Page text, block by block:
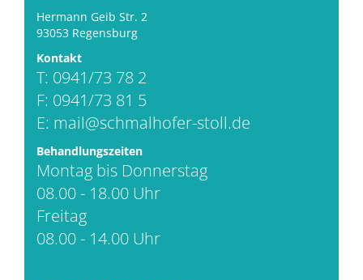
Hermann Geib Str. 2
93053 Regensburg
Kontakt
T: 0941/73 78 2
F: 0941/73 81 5
E: mail@schmalhofer-stoll.de
Behandlungszeiten
Montag bis Donnerstag
08.00 - 18.00 Uhr
Freitag
08.00 - 14.00 Uhr